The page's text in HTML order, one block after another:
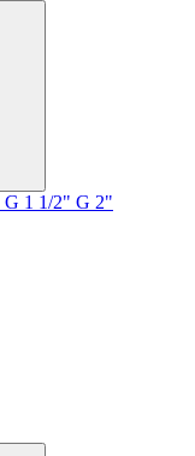
G 1 1/2" G 2"